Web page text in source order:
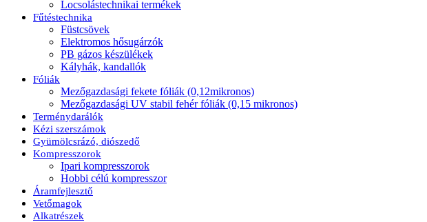
Locsolástechnikai termékek
Fűtéstechnika
Füstcsövek
Elektromos hősugárzók
PB gázos készülékek
Kályhák, kandallók
Fóliák
Mezőgazdasági fekete fóliák (0,12mikronos)
Mezőgazdasági UV stabil fehér fóliák (0,15 mikronos)
Terménydarálók
Kézi szerszámok
Gyümölcsrázó, diószedő
Kompresszorok
Ipari kompresszorok
Hobbi célú kompresszor
Áramfejlesztő
Vetőmagok
Alkatrészek